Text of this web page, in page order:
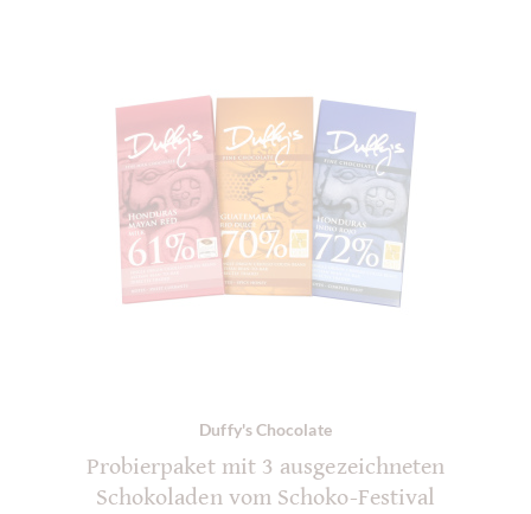
Duffy's Chocolate
Probierpaket mit 3 ausgezeichneten
Schokoladen vom Schoko-Festival